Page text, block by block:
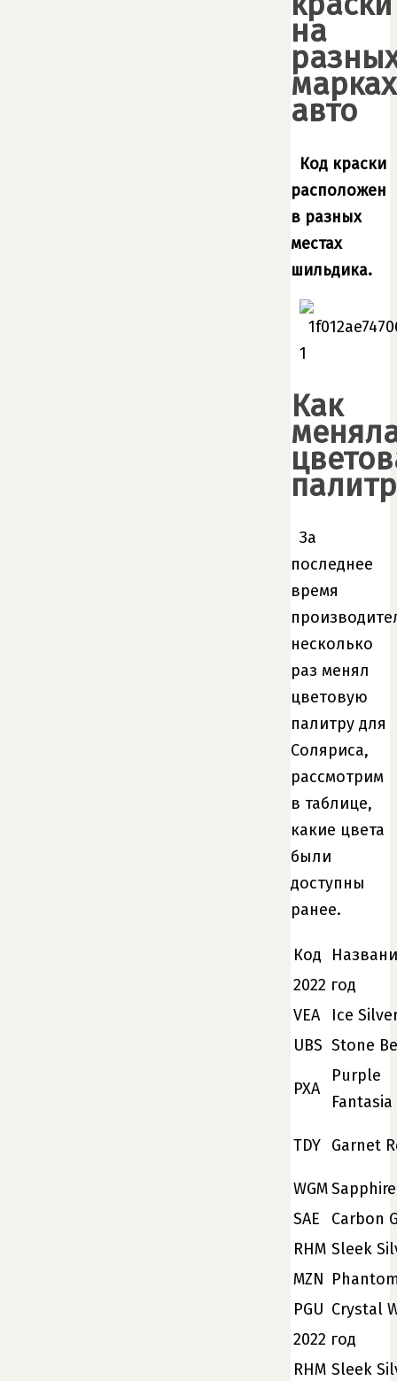
на
марках
авто
Код краски
расположен
в разных
местах
шильдика.
Как
За
последнее
время
несколько
раз менял
цветовую
палитру для
Соляриса,
рассмотрим
в таблице,
какие цвета
были
доступны
ранее.
Код
2022 год
VEA
Ice
UBS Stone
PXA
Purple
Fantasia
TDY Garnet
WGM
SAE
Carbon
RHM Sleek
MZN
PGU Crystal
2022 год
RHM Sleek